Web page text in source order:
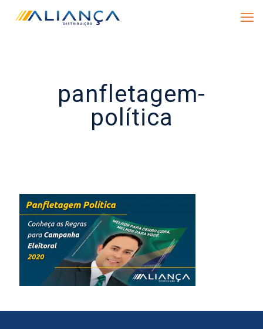
panfletagem-
política